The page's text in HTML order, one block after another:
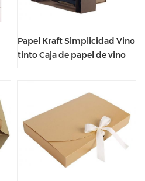
Papel Kraft Simplicidad Vino
tinto Caja de papel de vino